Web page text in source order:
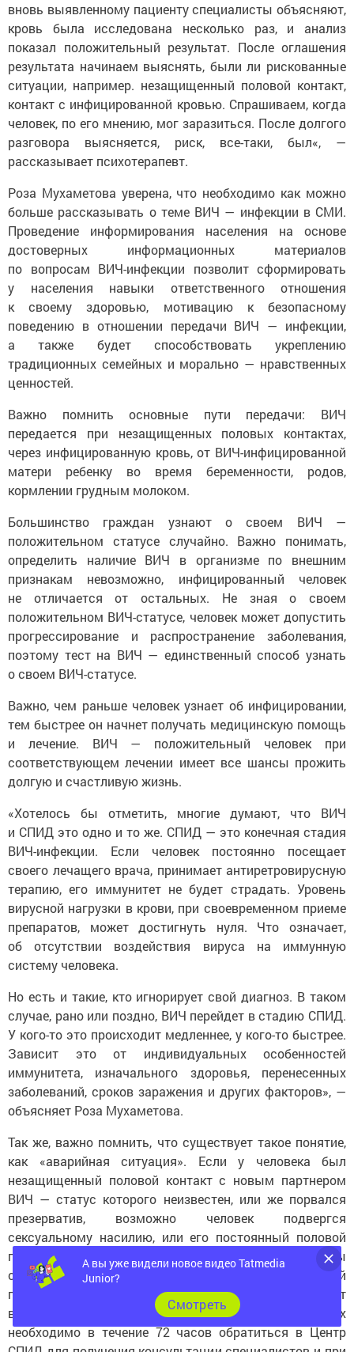
вновь выявленному пациенту специалисты объясняют,
кровь была исследована несколько раз, и анализ
показал положительный результат. После оглашения
результата начинаем выяснять, были ли рискованные
ситуации, например. незащищенный половой контакт,
контакт с инфицированной кровью. Спрашиваем, когда
человек, по его мнению, мог заразиться. После долгого
разговора выясняется, риск, все-таки, был«, —
рассказывает психотерапевт.
Роза Мухаметова уверена, что необходимо как можно
больше рассказывать о теме ВИЧ — инфекции в СМИ.
Проведение информирования населения на основе
достоверных информационных материалов
по вопросам ВИЧ-инфекции позволит сформировать
у населения навыки ответственного отношения
к своему здоровью, мотивацию к безопасному
поведению в отношении передачи ВИЧ — инфекции,
а также будет способствовать укреплению
традиционных семейных и морально — нравственных
ценностей.
Важно помнить основные пути передачи: ВИЧ
передается при незащищенных половых контактах,
через инфицированную кровь, от ВИЧ-инфицированной
матери ребенку во время беременности, родов,
кормлении грудным молоком.
Большинство граждан узнают о своем ВИЧ —
положительном статусе случайно. Важно понимать,
определить наличие ВИЧ в организме по внешним
признакам невозможно, инфицированный человек
не отличается от остальных. Не зная о своем
положительном ВИЧ-статусе, человек может допустить
прогрессирование и распространение заболевания,
поэтому тест на ВИЧ — единственный способ узнать
о своем ВИЧ-статусе.
Важно, чем раньше человек узнает об инфицировании,
тем быстрее он начнет получать медицинскую помощь
и лечение. ВИЧ — положительный человек при
соответствующем лечении имеет все шансы прожить
долгую и счастливую жизнь.
«Хотелось бы отметить, многие думают, что ВИЧ
и СПИД это одно и то же. СПИД — это конечная стадия
ВИЧ-инфекции. Если человек постоянно посещает
своего лечащего врача, принимает антиретровирусную
терапию, его иммунитет не будет страдать. Уровень
вирусной нагрузки в крови, при своевременном приеме
препаратов, может достигнуть нуля. Что означает,
об отсутствии воздействия вируса на иммунную
систему человека.
Но есть и такие, кто игнорирует свой диагноз. В таком
случае, рано или поздно, ВИЧ перейдет в стадию СПИД.
У кого-то это происходит медленнее, у кого-то быстрее.
Зависит это от индивидуальных особенностей
иммунитета, изначального здоровья, перенесенных
заболеваний, сроков заражения и других факторов», —
объясняет Роза Мухаметова.
Так же, важно помнить, что существует такое понятие,
как «аварийная ситуация». Если у человека был
незащищенный половой контакт с новым партнером
ВИЧ — статус которого неизвестен, или же порвался
презерватив, возможно человек подвергся
сексуальному насилию, или его постоянный половой
партнер имел/имеет незащищенные половые контакты
с другими, а быть может прошлый или настоящий
половой партнер инфицирован ВИЧ, или же был контакт
в инфицированной кровью — в таких случаях
необходимо в течение 72 часов обратиться в Центр
А вы уже видели новое видео Tatmedia
Junior?
Cмотреть